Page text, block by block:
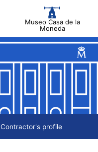
Museo Casa de la
Moneda
Contractor's profile